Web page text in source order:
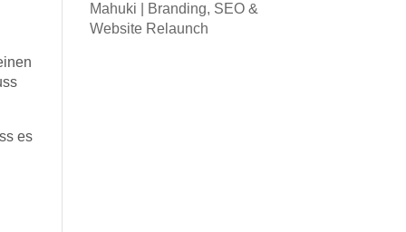
es
Mahuki | Branding, SEO &
Website Relaunch